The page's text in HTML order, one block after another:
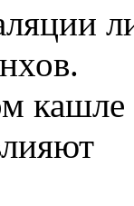
кашле